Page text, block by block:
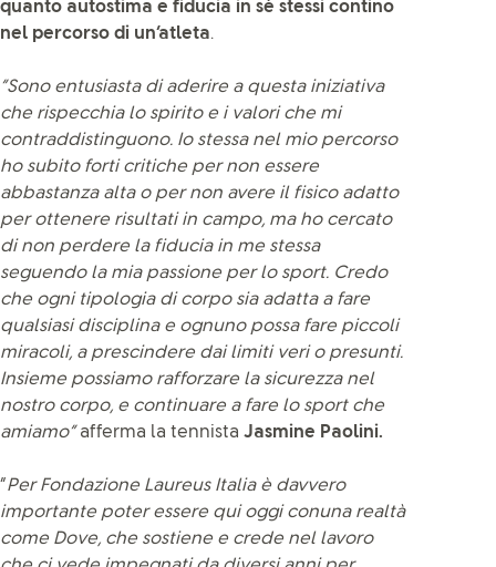
quanto autostima e fiducia in sè stessi contino
nel percorso di un’atleta.
“Sono entusiasta di aderire a questa iniziativa
che rispecchia lo spirito e i valori che mi
contraddistinguono. Io stessa nel mio percorso
ho subito forti critiche per non essere
abbastanza alta o per non avere il fisico adatto
per ottenere risultati in campo, ma ho cercato
di non perdere la fiducia in me stessa
seguendo la mia passione per lo sport. Credo
che ogni tipologia di corpo sia adatta a fare
qualsiasi disciplina e ognuno possa fare piccoli
miracoli, a prescindere dai limiti veri o presunti.
Insieme possiamo rafforzare la sicurezza nel
nostro corpo, e continuare a fare lo sport che
amiamo”afferma la tennista Jasmine Paolini.
“Per Fondazione Laureus Italia è davvero
importante poter essere qui oggi conuna realtà
come Dove, che sostiene e crede nel lavoro